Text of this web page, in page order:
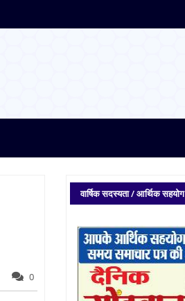
0
वार्षिक सदस्यता / आर्थिक सहयोग